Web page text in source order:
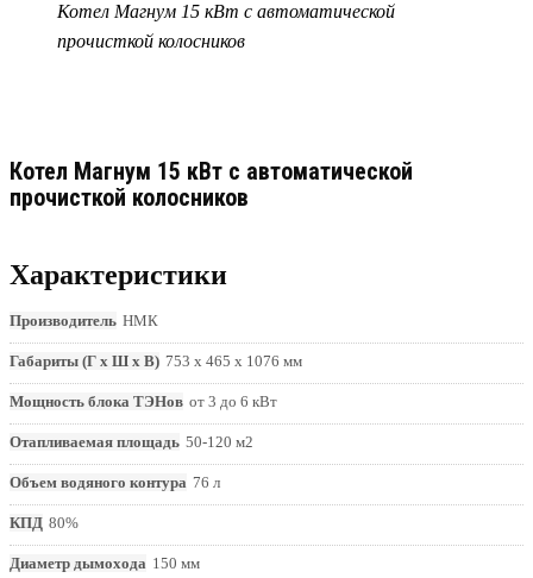
Котел Магнум 15 кВт с автоматической
прочисткой колосников
Котел Магнум 15 кВт с автоматической
прочисткой колосников
Характеристики
Производитель НМК
Габариты (Г х Ш х В) 753 х 465 х 1076 мм
Мощность блока ТЭНов от 3 до 6 кВт
Отапливаемая площадь 50-120 м2
Объем водяного контура 76 л
КПД 80%
Диаметр дымохода 150 мм